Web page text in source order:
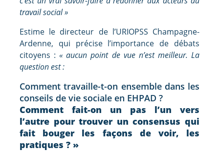
travail social »
Estime le directeur de l’URIOPSS Champagne-
Ardenne, qui précise l’importance de débats
citoyens :« aucun point de vue n’est meilleur. La
question est :
Comment travaille-t-on ensemble dans les
conseils de vie sociale en EHPAD ?
Comment fait-on un pas l’un vers
l’autre pour trouver un consensus qui
fait bouger les façons de voir, les
pratiques ? »